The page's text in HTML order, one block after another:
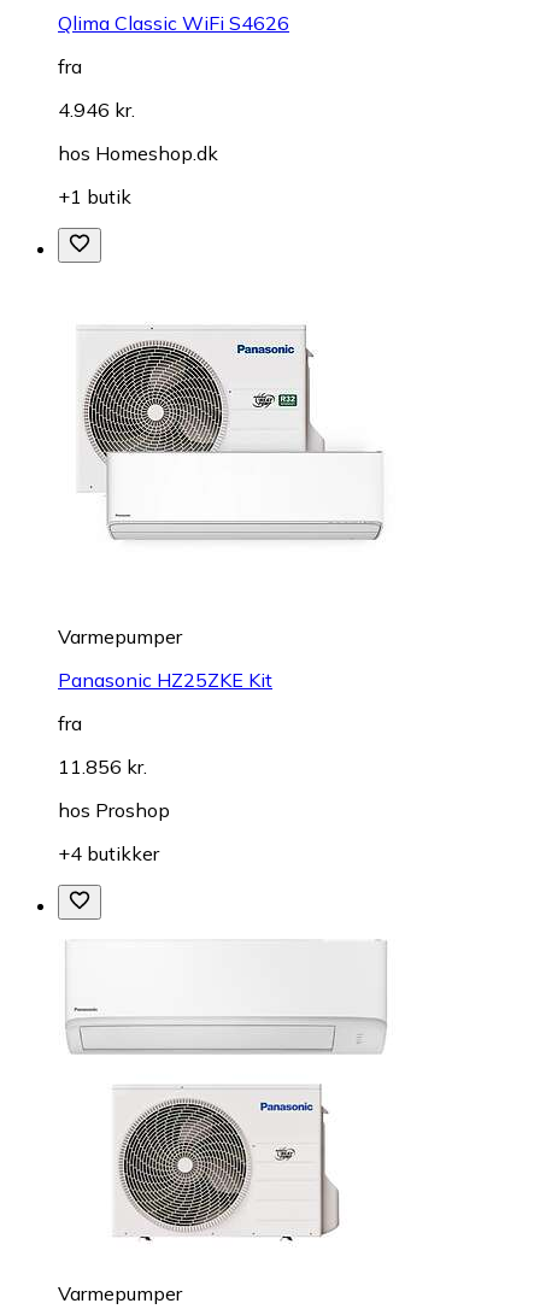
Qlima Classic WiFi S4626
fra
4.946 kr.
hos Homeshop.dk
+1 butik
Varmepumper
Panasonic HZ25ZKE Kit
fra
11.856 kr.
hos Proshop
+4 butikker
Varmepumper